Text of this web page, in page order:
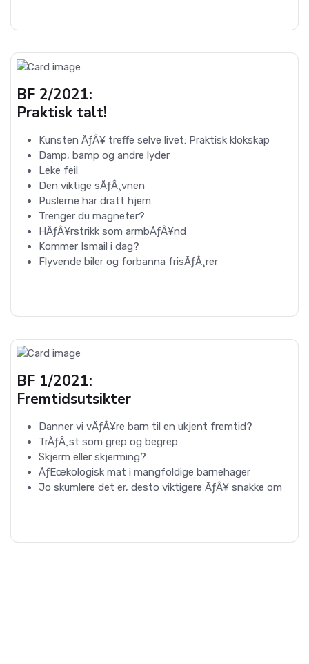
BF 2/2021:
Praktisk talt!
Kunsten ÃƒÂ¥ treffe selve livet: Praktisk klokskap
Damp, bamp og andre lyder
Leke feil
Den viktige sÃƒÂ¸vnen
Puslerne har dratt hjem
Trenger du magneter?
HÃƒÂ¥rstrikk som armbÃƒÂ¥nd
Kommer Ismail i dag?
Flyvende biler og forbanna frisÃƒÂ¸rer
BF 1/2021:
Fremtidsutsikter
Danner vi vÃƒÂ¥re barn til en ukjent fremtid?
TrÃƒÂ¸st som grep og begrep
Skjerm eller skjerming?
ÃƒËœkologisk mat i mangfoldige barnehager
Jo skumlere det er, desto viktigere ÃƒÂ¥ snakke om